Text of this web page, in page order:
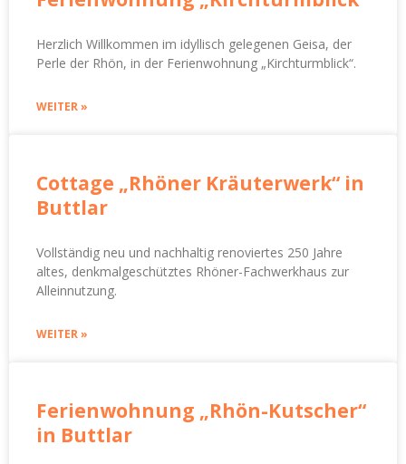
Herzlich Willkommen im idyllisch gelegenen Geisa, der
Perle der Rhön, in der Ferienwohnung „Kirchturmblick“.
WEITER »
Cottage „Rhöner Kräuterwerk“ in
Buttlar
Vollständig neu und nachhaltig renoviertes 250 Jahre
altes, denkmalgeschütztes Rhöner-Fachwerkhaus zur
Alleinnutzung.
WEITER »
Ferienwohnung „Rhön-Kutscher“
in Buttlar